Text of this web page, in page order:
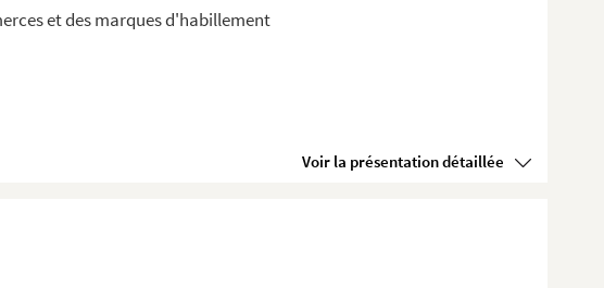
et des marques d'habillement
Voir la présentation détaillée